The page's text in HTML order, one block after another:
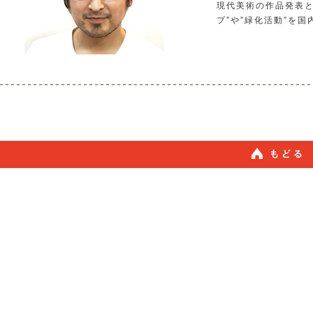
現代美術の作品発表
プ”や”緑化活動”を国